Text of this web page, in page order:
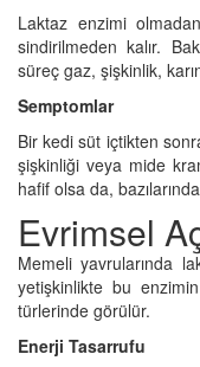
Laktaz enzimi
sindirilmeden kalır.
süreç gaz, şişkinlik,
Semptomlar
Bir kedi süt içtikten
şişkinliği veya mide
hafif olsa da,
Evrimsel
Memeli yavrularında
yetişkinlikte bu
türlerinde görülür.
Enerji Tasarrufu